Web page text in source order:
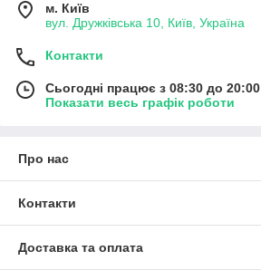
м. Київ
вул. Дружківська 10, Київ, Україна
Контакти
Сьогодні працює з 08:30 до 20:00
Показати весь графік роботи
Про нас
Контакти
Доставка та оплата